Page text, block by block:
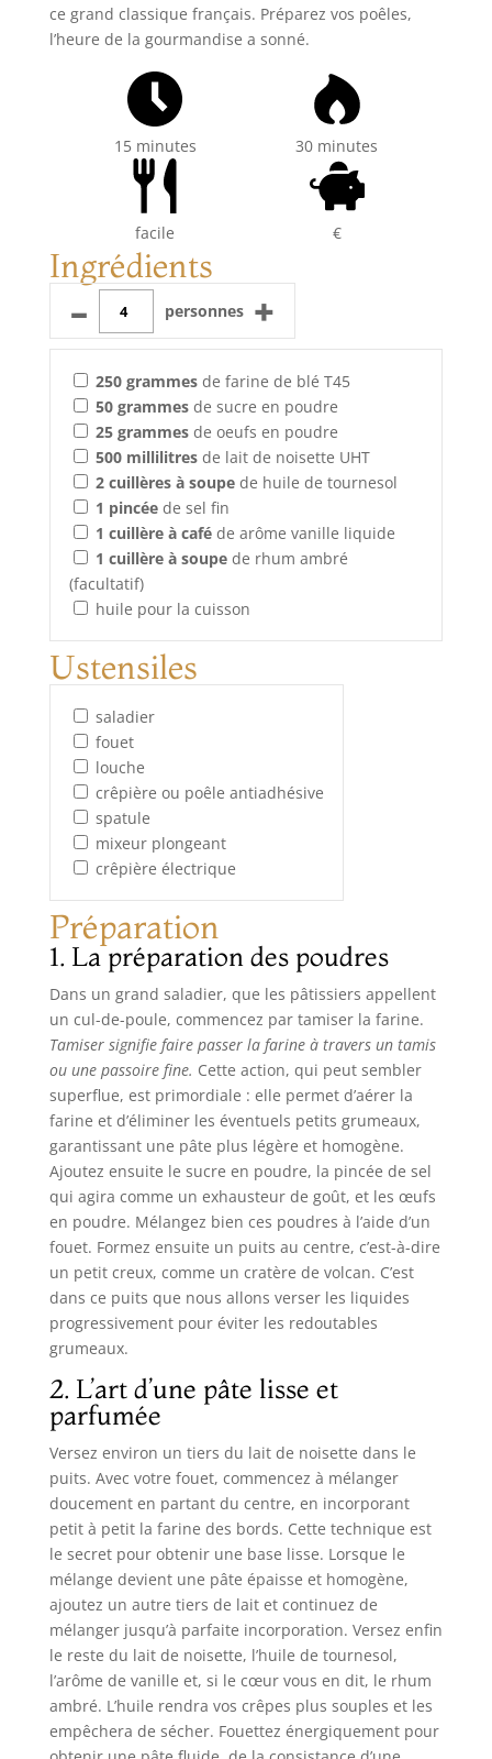
ce grand classique français. Préparez vos poêles,
l’heure de la gourmandise a sonné.
15 minutes 30 minutes
facile €
Ingrédients
– personnes +
250 grammesde farine de blé T45
50 grammesde sucre en poudre
25 grammesde oeufs en poudre
500 millilitresde lait de noisette UHT
2 cuillères à soupede huile de tournesol
1 pincéede sel fin
1 cuillère à caféde arôme vanille liquide
1 cuillère à soupede rhum ambré
(facultatif)
huile pour la cuisson
Ustensiles
saladier
fouet
louche
crêpière ou poêle antiadhésive
spatule
mixeur plongeant
crêpière électrique
Préparation
1. La préparation des poudres
Dans un grand saladier, que les pâtissiers appellent
un cul-de-poule, commencez par tamiser la farine.
Tamiser signifie faire passer la farine à travers un tamis
ou une passoire fine. Cette action, qui peut sembler
superflue, est primordiale : elle permet d’aérer la
farine et d’éliminer les éventuels petits grumeaux,
garantissant une pâte plus légère et homogène.
Ajoutez ensuite le sucre en poudre, la pincée de sel
qui agira comme un exhausteur de goût, et les œufs
en poudre. Mélangez bien ces poudres à l’aide d’un
fouet. Formez ensuite un puits au centre, c’est-à-dire
un petit creux, comme un cratère de volcan. C’est
dans ce puits que nous allons verser les liquides
progressivement pour éviter les redoutables
grumeaux.
2. L’art d’une pâte lisse et
parfumée
Versez environ un tiers du lait de noisette dans le
puits. Avec votre fouet, commencez à mélanger
doucement en partant du centre, en incorporant
petit à petit la farine des bords. Cette technique est
le secret pour obtenir une base lisse. Lorsque le
mélange devient une pâte épaisse et homogène,
ajoutez un autre tiers de lait et continuez de
mélanger jusqu’à parfaite incorporation. Versez enfin
le reste du lait de noisette, l’huile de tournesol,
l’arôme de vanille et, si le cœur vous en dit, le rhum
ambré. L’huile rendra vos crêpes plus souples et les
empêchera de sécher. Fouettez énergiquement pour